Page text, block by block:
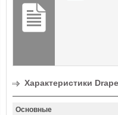
Характеристики
Основные